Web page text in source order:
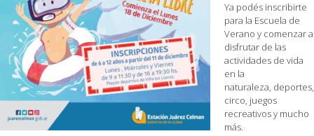
Ya podés inscribirte
para la Escuela de
Verano y comenzar a
disfrutar de las
actividades de vida
en la
naturaleza, deportes,
circo, juegos
recreativos y mucho
más.